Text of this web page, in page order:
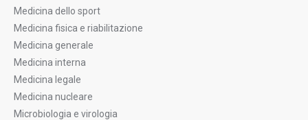
Medicina dello sport
Medicina fisica e riabilitazione
Medicina generale
Medicina interna
Medicina legale
Medicina nucleare
Microbiologia e virologia